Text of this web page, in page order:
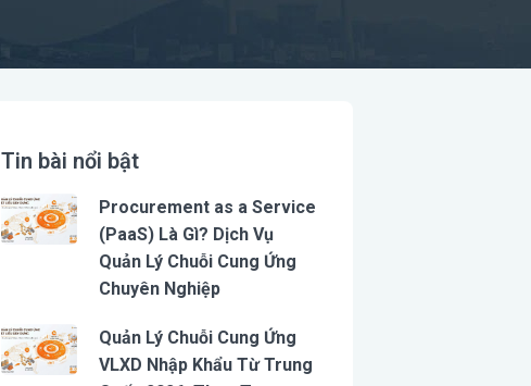
Tin bài nổi bật
Procurement as a Service
(PaaS) Là Gì? Dịch Vụ
Quản Lý Chuỗi Cung Ứng
Chuyên Nghiệp
Quản Lý Chuỗi Cung Ứng
VLXD Nhập Khẩu Từ Trung